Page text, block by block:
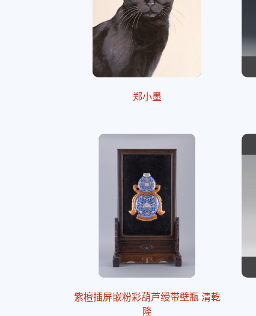
郑小墨
紫檀插屏嵌粉彩葫芦绶带壁瓶 清乾
隆